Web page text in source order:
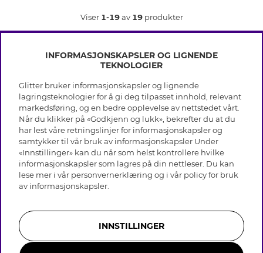
Viser 1-19av 19produkter
INFO
Vilkår
Personvern
Cookies
Medlemsvilkår
Jobb hos Glitter
Tilbakekalling
Gavekort saldo
OM GLITTER
Black Friday
Våre butikker
Varemerker
Selskapets historie
Åpenhetsloven
Likestillingsredegjørelse 2025
HJELP
Vanlige spørsmål
Kundeservice
Skjøtselråd skinnhansker
Storrelsesguide for ringer
Bli medlem
INFORMASJONSKAPSLER OG LIGNENDE
TEKNOLOGIER
Glitter bruker informasjonskapsler og lignende
lagringsteknologier for å gi deg tilpasset innhold, relevant
markedsføring, og en bedre opplevelse av nettstedet vårt.
Når du klikker på «Godkjenn og lukk», bekrefter du at du
har lest våre retningslinjer for informasjonskapsler og
samtykker til vår bruk av informasjonskapsler Under
«Innstillinger» kan du når som helst kontrollere hvilke
informasjonskapsler som lagres på din nettleser. Du kan
lese mer i vår personvernerklæring og i vår policy for bruk
av informasjonskapsler
INNSTILLINGER